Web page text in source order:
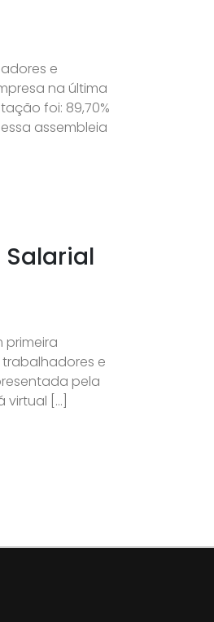
e
na última
foi: 89,70%
assembleia
Salarial
primeira
e
pela
virtual […]